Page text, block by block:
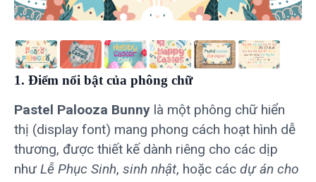
1. Điểm nổi bật của phông chữ
Pastel Palooza Bunny là một phông chữ hiển
thị (display font) mang phong cách hoạt hình dễ
thương, được thiết kế dành riêng cho các dịp
như Lễ Phục Sinh, sinh nhật, hoặc các dự án cho